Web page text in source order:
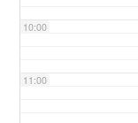
10:00
11:00